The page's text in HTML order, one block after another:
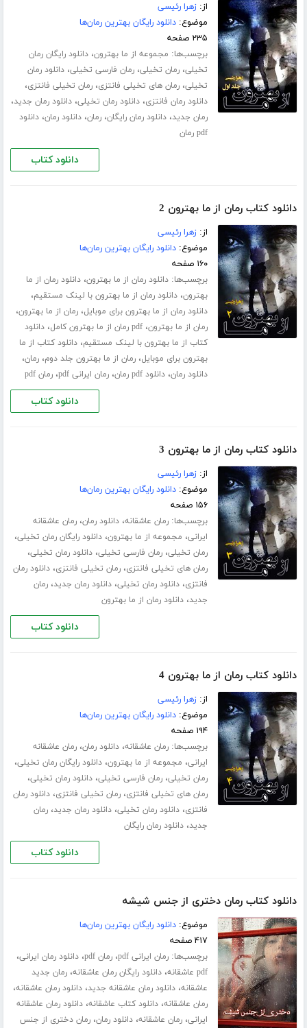
از:زهرا رئیسی
موضوع:دانلود رایگان بهترین رمان‌ها
۲۳۵ صفحه
برچسب‌ها: مجموعه از ما بهترون،دانلود رایگان رمان
تخیلی،رمان تخیلی،رمان فارسی تخیلی،دانلود رمان
تخیلی،رمان های تخیلی فانتزی،رمان تخیلی فانتزی،
دانلود رمان فانتزی،دانلود رمان تخیلی،دانلود رمان جدید،
رمان جدید،دانلود رمان رایگان،رمان،دانلود رمان،دانلود
pdf رمان
دانلود کتاب
دانلود کتاب رمان از ما بهترون 2
از:زهرا رئیسی
موضوع:دانلود رایگان بهترین رمان‌ها
۱۶۰ صفحه
برچسب‌ها:دانلود رمان از ما بهترون،دانلود رمان از ما
بهترون،دانلود رمان از ما بهترون با لینک مستقیم،
دانلود رمان از ما بهترون برای موبایل،رمان از ما بهترون،
رمان از ما بهترون،pdf رمان از ما بهترون کامل ،دانلود
کتاب از ما بهترون با لینک مستقیم،دانلود کتاب از ما
بهترون برای موبایل،رمان از ما بهترون جلد دوم،رمان،
دانلود رمان،دانلود pdf رمان ،رمان ایرانی pdf ،رمان pdf
دانلود کتاب
دانلود کتاب رمان از ما بهترون 3
از:زهرا رئیسی
موضوع:دانلود رایگان بهترین رمان‌ها
۱۵۶ صفحه
برچسب‌ها:رمان عاشقانه،دانلود رمان،رمان عاشقانه
ایرانی، مجموعه از ما بهترون،دانلود رایگان رمان تخیلی،
رمان تخیلی،رمان فارسی تخیلی،دانلود رمان تخیلی،
رمان های تخیلی فانتزی،رمان تخیلی فانتزی،دانلود رمان
فانتزی،دانلود رمان تخیلی،دانلود رمان جدید،رمان
جدید،دانلود رمان از ما بهترون
دانلود کتاب
دانلود کتاب رمان از ما بهترون 4
از:زهرا رئیسی
موضوع:دانلود رایگان بهترین رمان‌ها
۱۹۴ صفحه
برچسب‌ها:رمان عاشقانه،دانلود رمان،رمان عاشقانه
ایرانی، مجموعه از ما بهترون،دانلود رایگان رمان تخیلی،
رمان تخیلی،رمان فارسی تخیلی،دانلود رمان تخیلی،
رمان های تخیلی فانتزی،رمان تخیلی فانتزی،دانلود رمان
فانتزی،دانلود رمان تخیلی،دانلود رمان جدید،رمان
جدید،دانلود رمان رایگان
دانلود کتاب
دانلود کتاب رمان دختری از جنس شیشه
موضوع:دانلود رایگان بهترین رمان‌ها
۴۱۷ صفحه
برچسب‌ها:رمان ایرانی pdf ،رمان pdf ،دانلود رمان ایرانی،
pdf عاشقانه ،دانلود رایگان رمان عاشقانه،رمان جدید
عاشقانه،دانلود رمان عاشقانه جدید،دانلود رمان عاشقانه،
رمان عاشقانه،دانلود کتاب عاشقانه،دانلود رمان عاشقانه
ایرانی،رمان عاشقانه،دانلود رمان،رمان دختری از جنس